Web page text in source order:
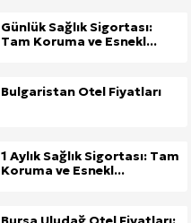
Günlük Sağlık Sigortası:
Tam Koruma ve Esnekl...
Bulgaristan Otel Fiyatları
1 Aylık Sağlık Sigortası: Tam
Koruma ve Esnekl...